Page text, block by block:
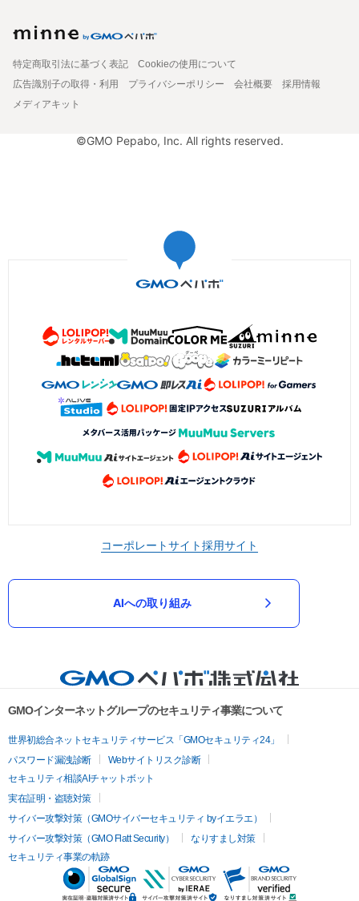
特定商取引法に基づく表記
Cookieの使用について
広告識別子の取得・利用
プライバシーポリシー 会社概要
採用情報
メディアキット
©GMO Pepabo, Inc. All rights reserved.
コーポレートサイト採用サイト
AIへの取り組み
GMOインターネットグループのセキュリティ事業について
世界初総合ネットセキュリティサービス「GMOセキュリティ24」
パスワード漏洩診断
Webサイトリスク診断
セキュリティ相談AIチャットボット
実在証明・盗聴対策
サイバー攻撃対策（GMOサイバーセキュリティ byイエラエ）
サイバー攻撃対策（GMO Flatt Security）
なりすまし対策
セキュリティ事業の軌跡